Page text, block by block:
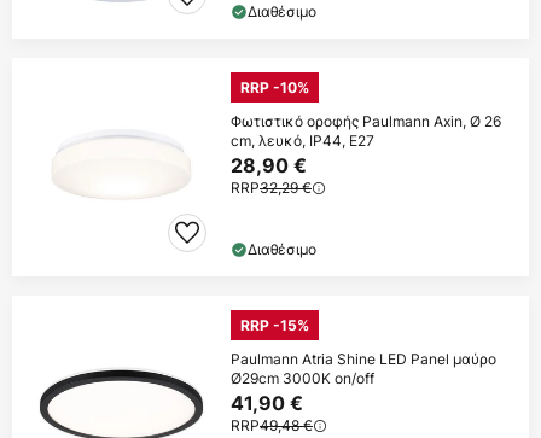
Διαθέσιμο
RRP -10%
Φωτιστικό οροφής Paulmann Axin, Ø 26
cm, λευκό, IP44, E27
28,90 €
RRP32,29 €
Διαθέσιμο
RRP -15%
Paulmann Atria Shine LED Panel μαύρο
Ø29cm 3000K on/off
41,90 €
RRP49,48 €